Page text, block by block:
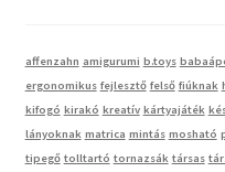
affenzahn amigurumi b.toys
ergonomikus fejlesztő felső fiúknak
kifogó kirakó kreatív kártyajáték
lányoknak matrica mintás mosható
tipegő tolltartó tornazsák társas